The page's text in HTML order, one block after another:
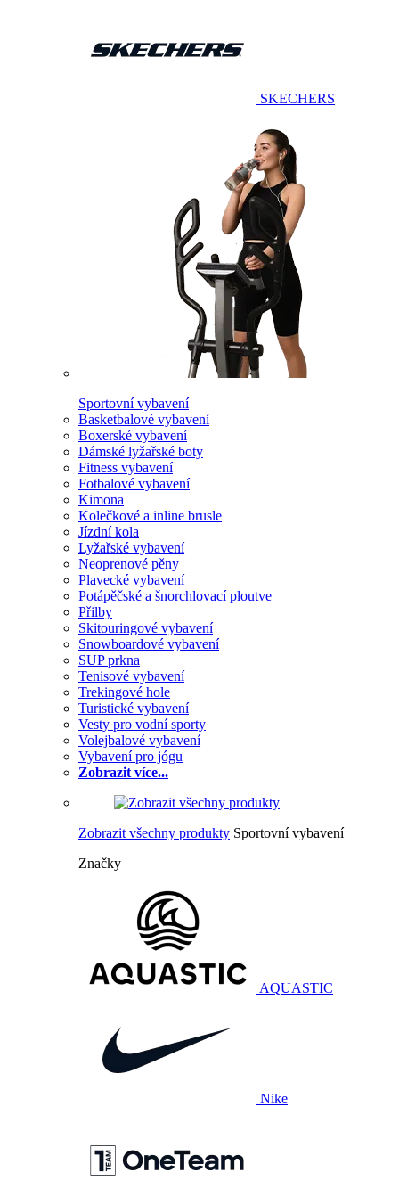
SKECHERS
Sportovní vybavení
Basketbalové vybavení
Boxerské vybavení
Dámské lyžařské boty
Fitness vybavení
Fotbalové vybavení
Kimona
Kolečkové a inline brusle
Jízdní kola
Lyžařské vybavení
Neoprenové pěny
Plavecké vybavení
Potápěčské a šnorchlovací ploutve
Přilby
Skitouringové vybavení
Snowboardové vybavení
SUP prkna
Tenisové vybavení
Trekingové hole
Turistické vybavení
Vesty pro vodní sporty
Volejbalové vybavení
Vybavení pro jógu
Zobrazit více...
Zobrazit všechny produkty Sportovní vybavení
Značky
AQUASTIC
Nike